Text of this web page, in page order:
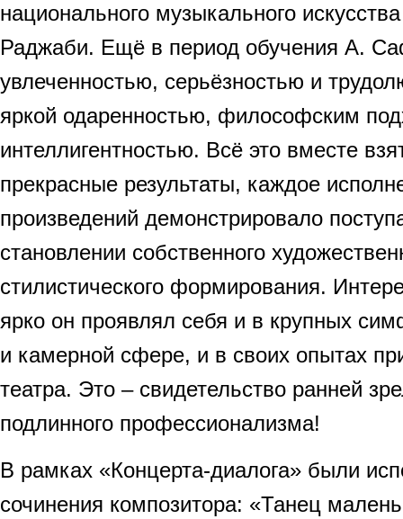
национального музыкального
Раджаби. Ещё в период обучения А.
увлеченностью, серьёзностью и
яркой одаренностью, философским
интеллигентностью. Всё это вместе
прекрасные результаты, каждое
произведений демонстрировало
становлении собственного
стилистического формирования.
ярко он проявлял себя и в крупных
и камерной сфере, и в своих опытах
театра. Это – свидетельство ранней
подлинного профессионализма!
В рамках «Концерта-диалога» были
сочинения композитора: «Танец